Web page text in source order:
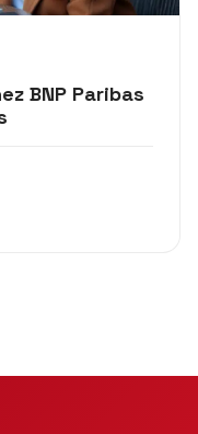
BNP Paribas